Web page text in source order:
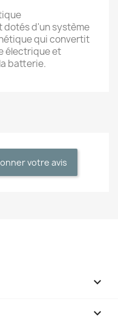
dotés d'un système
qui convertit
électrique et
batterie.
votre avis

